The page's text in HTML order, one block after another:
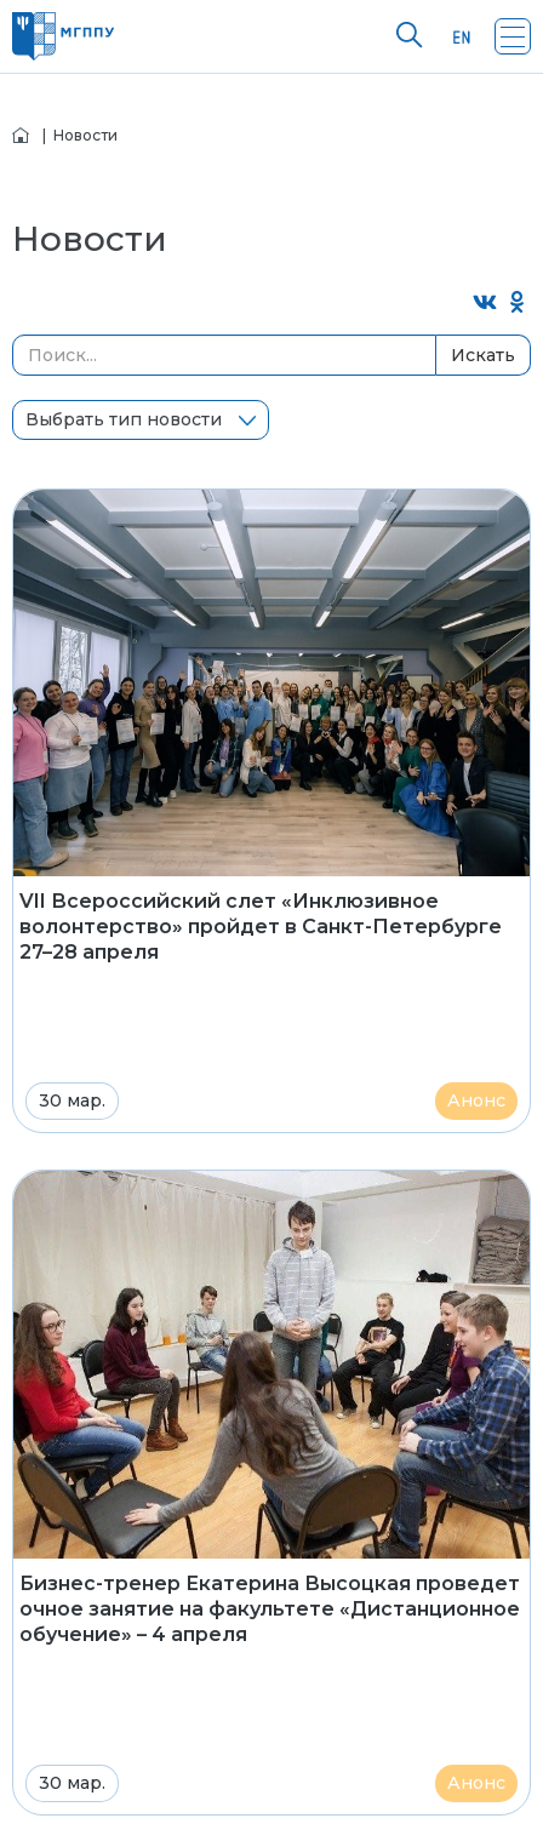
| Новости
Новости
Искать
Выбрать тип новости
VII Всероссийский слет «Инклюзивное
волонтерство» пройдет в Санкт-Петербурге
27–28 апреля
30 мар. Анонс
Бизнес-тренер Екатерина Высоцкая проведет
очное занятие на факультете «Дистанционное
обучение» – 4 апреля
30 мар. Анонс